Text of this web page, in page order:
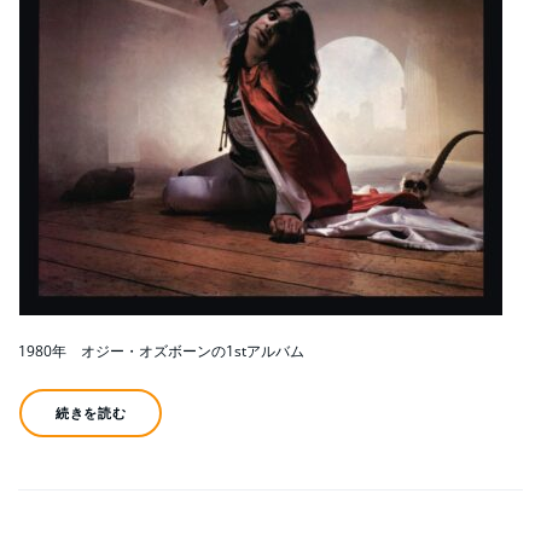
1980年 オジー・オズボーンの1stアルバム
続きを読む